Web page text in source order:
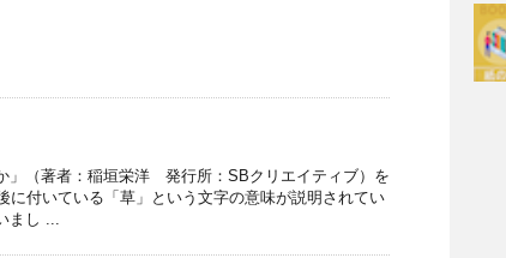
」（著者：稲垣栄洋 発行所：SBクリエイティブ）を
に付いている「草」という文字の意味が説明されてい
まし ...